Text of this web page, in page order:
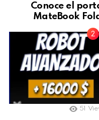
Conoce el
MateBook
51